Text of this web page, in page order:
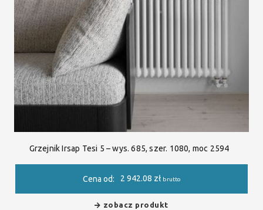
Grzejnik Irsap Tesi 5 – wys. 685, szer. 1080, moc 2594
Cena od: 2 942.08 zł brutto
zobacz produkt